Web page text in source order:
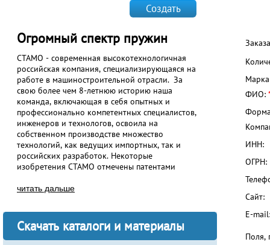
Создать
Огромный спектр пружин
СТАМО - современная высокотехнологичная
российская компания, специализирующаяся на
работе в машиностроительной отрасли. За
свою более чем 8-летнюю историю наша
команда, включающая в себя опытных и
профессионально компетентных специалистов,
инженеров и технологов, освоила на
собственном производстве множество
технологий, как ведущих импортных, так и
российских разработок. Некоторые
изобретения СТАМО отмечены патентами
читать дальше
Скачать каталоги и материалы
ФИО:
ИНН:
ОГРН:
Сайт:
E-
Поля,